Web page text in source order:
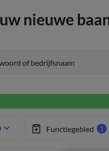
nieuwe
Functiegebied 1